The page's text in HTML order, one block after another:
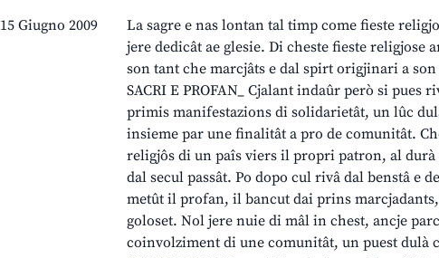
15 Giugno 2009
La sagre e nas lontan tal timp come fieste
jere dedicât ae glesie. Di cheste fieste religjose
son tant che marcjâts e dal spirt origjinari a
SACRI E PROFAN_ Cjalant indaûr però si pues
primis manifestazions di solidarietât, un lûc
insieme par une finalitât a pro de comunitât.
religjôs di un paîs viers il propri patron, al
dal secul passât. Po dopo cul rivâ dal benstâ e
metût il profan, il bancut dai prins
goloset. Nol jere nuie di mâl in chest, ancje
coinvolziment di une comunitât, un puest dulà